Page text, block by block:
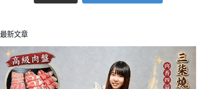
最新文章